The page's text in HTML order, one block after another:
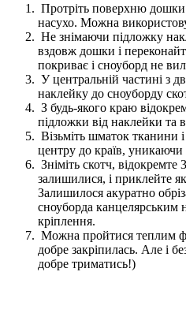
Протріть поверхню дошки
насухо. Можна
Не знімаючи підложку
вздовж дошки і
покриває і сноуборд не
У центральній частині з
наклейку до сноуборду
З будь-якого краю
підложки від наклейки та
Візьміть шматок тканини
центру до країв,
Зніміть скотч,
залишилися, і приклейте
Залишилося акуратно
сноуборда канцелярським
кріплення.
Можна пройтися теплим
добре закріпилась. Але і
добре триматись!)